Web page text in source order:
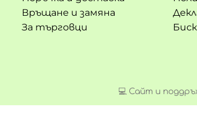
Връщане и замяна
За търговци
💻 Сайт и